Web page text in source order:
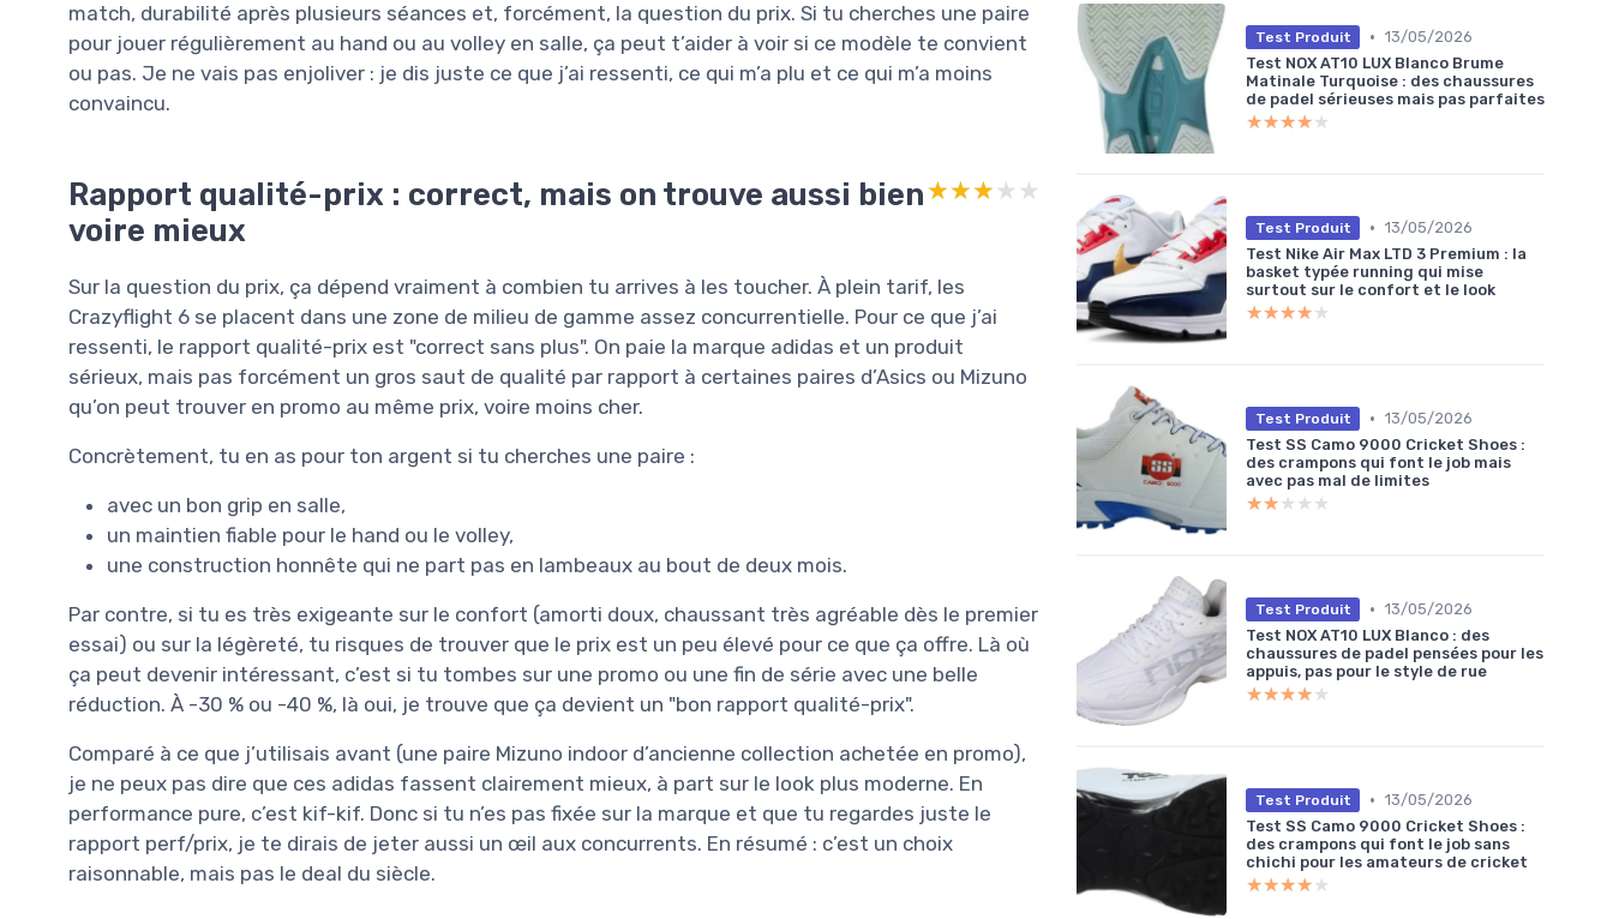
match, durabilité après plusieurs séances et, forcément, la question du prix. Si tu cherches une paire
pour jouer régulièrement au hand ou au volley en salle, ça peut t’aider à voir si ce modèle te convient
ou pas. Je ne vais pas enjoliver : je dis juste ce que j’ai ressenti, ce qui m’a plu et ce qui m’a moins
convaincu.
Rapport qualité-prix : correct, mais on trouve aussi bien
voire mieux
★★★★★
★★★★★
Sur la question du prix, ça dépend vraiment à combien tu arrives à les toucher. À plein tarif, les
Crazyflight 6 se placent dans une zone de milieu de gamme assez concurrentielle. Pour ce que j’ai
ressenti, le rapport qualité-prix est "correct sans plus". On paie la marque adidas et un produit
sérieux, mais pas forcément un gros saut de qualité par rapport à certaines paires d’Asics ou Mizuno
qu’on peut trouver en promo au même prix, voire moins cher.
Concrètement, tu en as pour ton argent si tu cherches une paire :
avec un bon grip en salle,
un maintien fiable pour le hand ou le volley,
une construction honnête qui ne part pas en lambeaux au bout de deux mois.
Par contre, si tu es très exigeante sur le confort (amorti doux, chaussant très agréable dès le premier
essai) ou sur la légèreté, tu risques de trouver que le prix est un peu élevé pour ce que ça offre. Là où
ça peut devenir intéressant, c’est si tu tombes sur une promo ou une fin de série avec une belle
réduction. À -30 % ou -40 %, là oui, je trouve que ça devient un "bon rapport qualité-prix".
Comparé à ce que j’utilisais avant (une paire Mizuno indoor d’ancienne collection achetée en promo),
je ne peux pas dire que ces adidas fassent clairement mieux, à part sur le look plus moderne. En
performance pure, c’est kif-kif. Donc si tu n’es pas fixée sur la marque et que tu regardes juste le
rapport perf/prix, je te dirais de jeter aussi un œil aux concurrents. En résumé : c’est un choix
raisonnable, mais pas le deal du siècle.
Test Produit • 13/05/2026
Test NOX AT10 LUX Blanco Brume
Matinale Turquoise : des chaussures
de padel sérieuses mais pas parfaites
★★★★★
★★★★★
Test Produit • 13/05/2026
Test Nike Air Max LTD 3 Premium : la
basket typée running qui mise
surtout sur le confort et le look
★★★★★
★★★★★
Test Produit • 13/05/2026
Test SS Camo 9000 Cricket Shoes :
des crampons qui font le job mais
avec pas mal de limites
★★★★★
★★★★★
Test Produit • 13/05/2026
Test NOX AT10 LUX Blanco : des
chaussures de padel pensées pour les
appuis, pas pour le style de rue
★★★★★
★★★★★
Test Produit • 13/05/2026
Test SS Camo 9000 Cricket Shoes :
des crampons qui font le job sans
chichi pour les amateurs de cricket
★★★★★
★★★★★